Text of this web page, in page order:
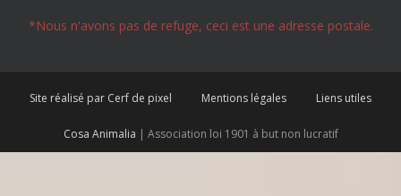
*Nous n'avons pas de refuge, ceci est une adresse postale.
Site réalisé par Cerf de pixel Mentions légales Liens utiles
Cosa Animalia | Association loi 1901 à but non lucratif